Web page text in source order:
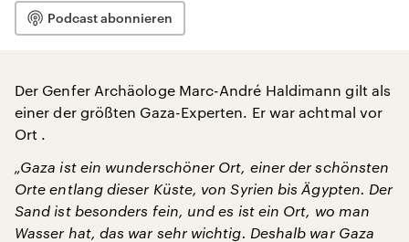
Podcast abonnieren
Der Genfer Archäologe Marc-André Haldimann gilt als
einer der größten Gaza-Experten. Er war achtmal vor
Ort .
„Gaza ist ein wunderschöner Ort, einer der schönsten
Orte entlang dieser Küste, von Syrien bis Ägypten. Der
Sand ist besonders fein, und es ist ein Ort, wo man
Wasser hat, das war sehr wichtig. Deshalb war Gaza